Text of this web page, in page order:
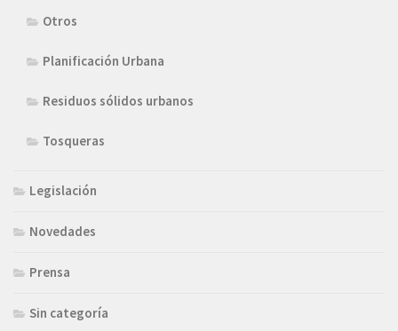
Otros
Planificación Urbana
Residuos sólidos urbanos
Tosqueras
Legislación
Novedades
Prensa
Sin categoría